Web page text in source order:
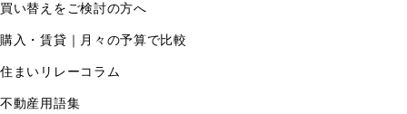
買い替えをご検討の方へ
購入・賃貸｜月々の予算で比較
住まいリレーコラム
不動産用語集